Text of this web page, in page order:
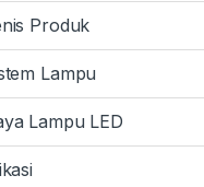
Produk
Lampu
Lampu LED